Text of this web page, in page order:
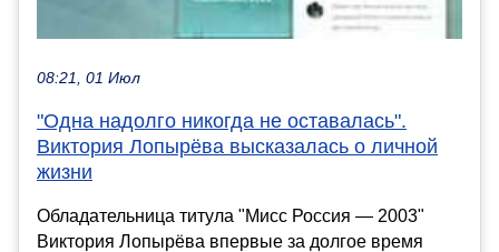
08:21, 01 Июл
"Одна надолго никогда не оставалась".
Виктория Лопырёва высказалась о личной
жизни
Обладательница титула "Мисс Россия — 2003"
Виктория Лопырёва впервые за долгое время